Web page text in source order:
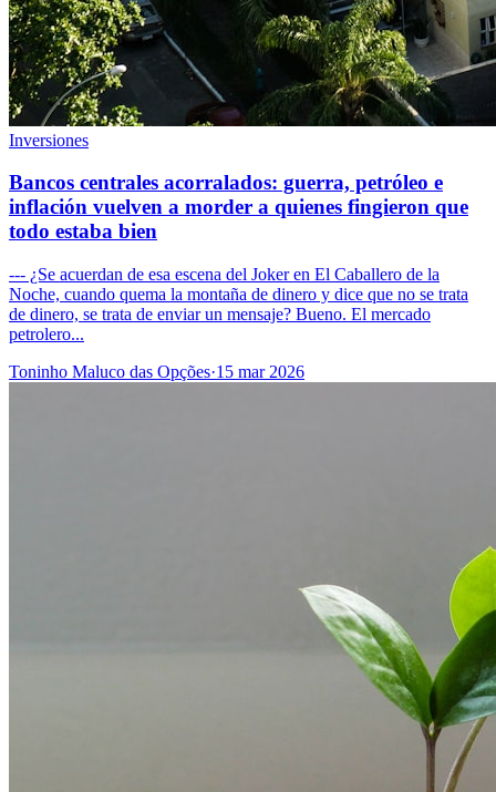
Inversiones
Bancos centrales acorralados: guerra, petróleo e
inflación vuelven a morder a quienes fingieron que
todo estaba bien
--- ¿Se acuerdan de esa escena del Joker en El Caballero de la
Noche, cuando quema la montaña de dinero y dice que no se trata
de dinero, se trata de enviar un mensaje? Bueno. El mercado
petrolero...
Toninho Maluco das Opções·15 mar 2026